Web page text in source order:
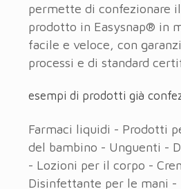
permette di confezionare
prodotto in Easysnap® in
facile e veloce, con
processi e di standard
esempi di prodotti già
Farmaci liquidi - Prodotti
del bambino - Unguenti -
- Lozioni per il corpo -
Disinfettante per le mani -